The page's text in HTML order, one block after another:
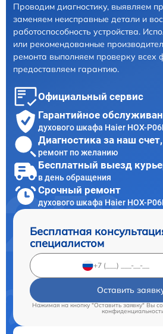
Проводим диагностику, выявляем
заменяем неисправные детали и
работоспособность устройства.
или рекомендованные
ремонта выполняем проверку всех
предоставляем гарантию.
Официальный сервис
Гарантийное
духового шкафа Haier HOX-
Диагностика за наш счет,
ремонт по желанию
Бесплатный выезд
в день обращения
Срочный ремонт
духового шкафа Haier HOX-
Бесплатная
специалистом
Оставить
Нажимая на кнопку "Оставить заявку" Вы